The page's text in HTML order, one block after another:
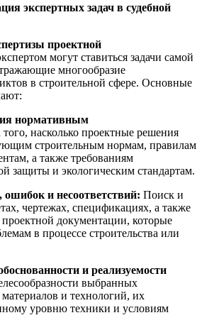
экспертных задач в судебной
проектной
могут ставиться задачи самой
многообразие
в строительной сфере. Основные
нормативным
насколько проектные решения
строительным нормам, правилам
а также требованиям
защиты и экологическим стандартам.
и несоответствий: Поиск и
чертежах, спецификациях, а также
документации, которые
в процессе строительства или
и реализуемости
выбранных
и технологий, их
уровню техники и условиям